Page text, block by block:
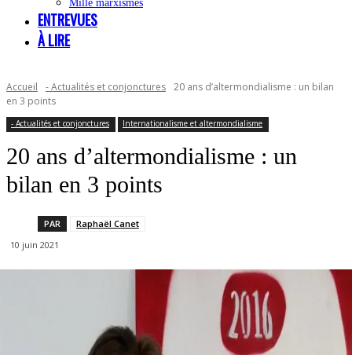
Mille marxismes
ENTREVUES
À LIRE
Accueil - Actualités et conjonctures 20 ans d’altermondialisme : un bilan
en 3 points
- Actualités et conjonctures Internationalisme et altermondialisme
20 ans d’altermondialisme : un
bilan en 3 points
PAR
Raphaël Canet
10 juin 2021